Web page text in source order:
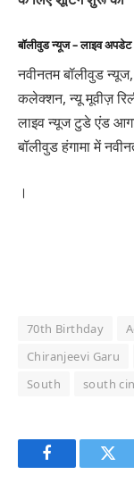
बॉलीवुड न्यूज – लाइव अपडेट
नवीनतम बॉलीवुड
कलेक्शन, न्यू मूवीज़
लाइव न्यूज टुडे एंड
बॉलीवुड हंगामा में
।
70th Birthday
Chiranjeevi Garu
South
south
Facebook